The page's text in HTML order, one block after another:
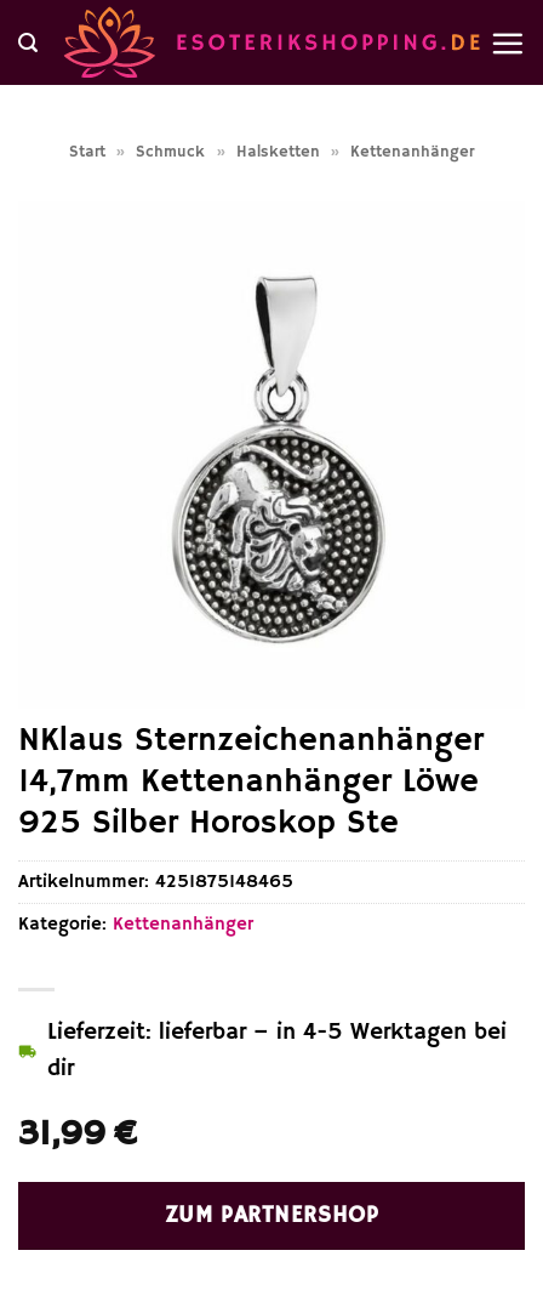
Inhalt
springen
Start » Schmuck » Halsketten » Kettenanhänger
NKlaus Sternzeichenanhänger
14,7mm Kettenanhänger Löwe
925 Silber Horoskop Ste
31,99€
Lieferzeit: lieferbar – in 4-5 Werktagen bei
dir
ZUM PARTNERSHOP
Artikelnummer: 4251875148465
Kategorie: Kettenanhänger